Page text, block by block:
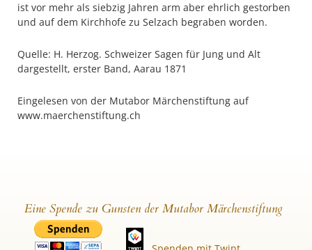
ist vor mehr als siebzig Jahren arm aber ehrlich gestorben
und auf dem Kirchhofe zu Selzach begraben worden.
Quelle: H. Herzog. Schweizer Sagen für Jung und Alt
dargestellt, erster Band, Aarau 1871
Eingelesen von der Mutabor Märchenstiftung auf
www.maerchenstiftung.ch
Eine Spende zu Gunsten der Mutabor Märchenstiftung